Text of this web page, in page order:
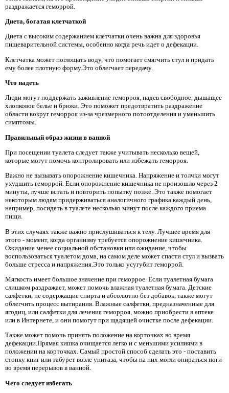
раздражается геморрой.
Диета, богатая клетчаткой
Диета с высоким содержанием клетчатки очень важна для здоровья
пищеварительной системы, особенно когда речь идет о дефекации.
Клетчатка может поглощать воду, что помогает смягчить стул и придать
ему более плотную форму.Это облегчает передачу.
Что надеть
Люди могут поддержать заживление геморроя, надев свободное, дышащее
хлопковое белье и брюки. Это поможет предотвратить раздражение
области вокруг геморроя из-за чрезмерного потоотделения и уменьшить
симптомы.
Правильный образ жизни в ванной
При посещении туалета следует также учитывать несколько вещей,
которые могут помочь контролировать или избежать геморроя.
Важно не вызывать опорожнение кишечника. Напряжение и толчки могут
ухудшить геморрой. Если опорожнение кишечника не произошло через 2
минуты, лучше встать и повторить попытку позже. Это также помогает
некоторым людям придерживаться аналогичного графика каждый день,
например, посидеть в туалете несколько минут после каждого приема
пищи.
В этих случаях также важно прислушиваться к телу. Лучшее время для
этого - момент, когда организму требуется опорожнение кишечника.
Ожидание менее социальной обстановки или ожидание, чтобы
воспользоваться туалетом дома, на самом деле может спасти стул и вызвать
больше стресса и напряжения.Это только усугубит геморрой.
Мягкость имеет большое значение при геморрое. Если туалетная бумага
слишком раздражает, может помочь влажная туалетная бумага. Детские
салфетки, не содержащие спирта и абсолютно без добавок, также могут
облегчить процесс вытирания. Влажные салфетки, предназначенные для
ягодиц, или салфетки для лечения геморроя, можно приобрести в аптеке
или в Интернете, и они помогут при щадящей очистке после дефекации.
Также может помочь принять положение на корточках во время
дефекации.Прямая кишка очищается легко и с меньшими усилиями в
положении на корточках. Самый простой способ сделать это - поставить
стопку книг или табурет возле унитаза, чтобы на них могли опираться ноги
во время перерывов в ванной.
Чего следует избегать